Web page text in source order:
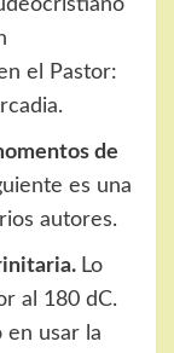
el Pastor:
de
es una
autores.
Lo
al 180 dC.
usar la